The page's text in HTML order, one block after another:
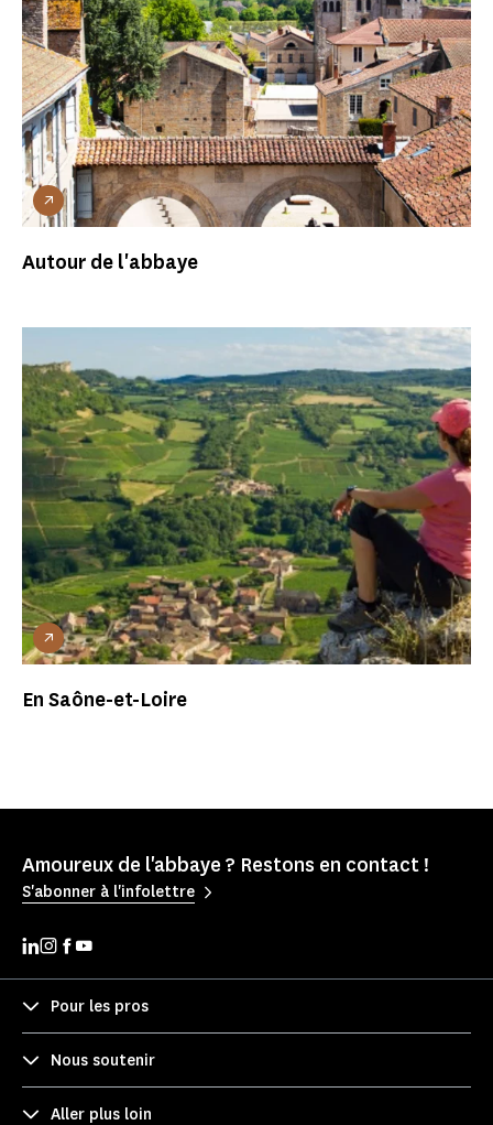
Autour de l'abbaye
En Saône-et-Loire
Amoureux de l'abbaye ? Restons en contact !
S'abonner à l'infolettre
Pour les pros
Nous soutenir
Aller plus loin